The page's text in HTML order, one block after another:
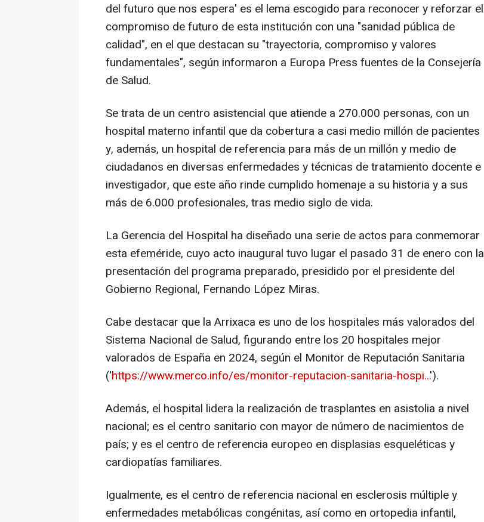
del futuro que nos espera' es el lema escogido para reconocer y reforzar el
compromiso de futuro de esta institución con una "sanidad pública de
calidad", en el que destacan su "trayectoria, compromiso y valores
fundamentales", según informaron a Europa Press fuentes de la Consejería
de Salud.
Se trata de un centro asistencial que atiende a 270.000 personas, con un
hospital materno infantil que da cobertura a casi medio millón de pacientes
y, además, un hospital de referencia para más de un millón y medio de
ciudadanos en diversas enfermedades y técnicas de tratamiento docente e
investigador, que este año rinde cumplido homenaje a su historia y a sus
más de 6.000 profesionales, tras medio siglo de vida.
La Gerencia del Hospital ha diseñado una serie de actos para conmemorar
esta efeméride, cuyo acto inaugural tuvo lugar el pasado 31 de enero con la
presentación del programa preparado, presidido por el presidente del
Gobierno Regional, Fernando López Miras.
Cabe destacar que la Arrixaca es uno de los hospitales más valorados del
Sistema Nacional de Salud, figurando entre los 20 hospitales mejor
valorados de España en 2024, según el Monitor de Reputación Sanitaria
('https://www.merco.info/es/monitor-reputacion-sanitaria-hospi...').
Además, el hospital lidera la realización de trasplantes en asistolia a nivel
nacional; es el centro sanitario con mayor de número de nacimientos de
país; y es el centro de referencia europeo en displasias esqueléticas y
cardiopatías familiares.
Igualmente, es el centro de referencia nacional en esclerosis múltiple y
enfermedades metabólicas congénitas, así como en ortopedia infantil,